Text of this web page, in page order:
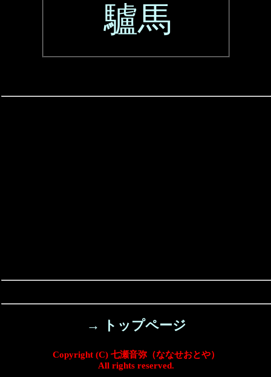
驢馬
→ トップページ
Copyright (C) 七瀬音弥（ななせおとや）
All rights reserved.